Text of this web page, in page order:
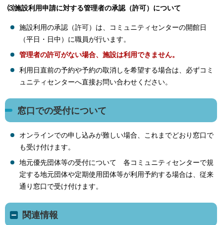
⑶施設利用申請に対する管理者の承認（許可）について
施設利用の承認（許可）は、コミュニティセンターの開館日
（平日・日中）に職員が行います。
管理者の許可がない場合、施設は利用できません。
利用日直前の予約や予約の取消しを希望する場合は、必ずコミ
ュニティセンターへ直接お問い合わせください。
窓口での受付について
オンラインでの申し込みが難しい場合、これまでどおり窓口で
も受け付けます。
地元優先団体等の受付について 各コミュニティセンターで規
定する地元団体や定期使用団体等が利用予約する場合は、従来
通り窓口で受け付けます。
関連情報